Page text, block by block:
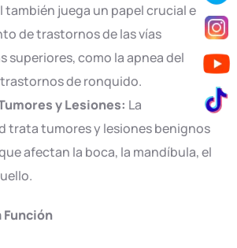
juega un papel crucial en
de trastornos de las vías
superiores, como la apnea del
de ronquido.
y Lesiones: La
trata tumores y lesiones benignos
afectan la boca, la mandíbula, el
Función